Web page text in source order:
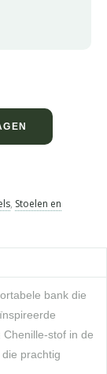
, Stoelen en
bank die
stof in de
prachtig